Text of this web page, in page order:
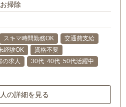
掃除
スキマ時間勤務OK
交通費支給
経験OK
資格不要
の求人
30代･40代･50代活躍中
の詳細を見る